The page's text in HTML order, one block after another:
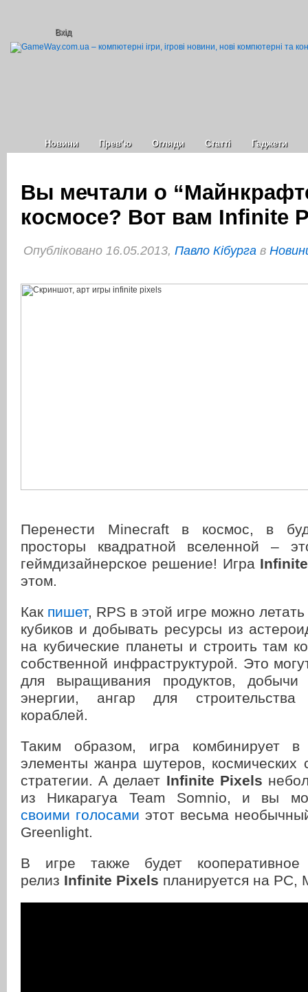
Вхід
Новини Прев’ю Огляди Статті Гаджети
Вы мечтали о
космосе? Вот вам Infinite
Опубліковано 16.05.2013, Павло Кібурга в
Перенести Minecraft в космос, в
просторы квадратной вселенной –
геймдизайнерское решение! Игра
этом.
Как пишет, RPS в этой игре можно
кубиков и добывать ресурсы из
на кубические планеты и строить там
собственной инфраструктурой. Это
для выращивания продуктов,
энергии, ангар для
кораблей.
Таким образом, игра комбинирует
элементы жанра шутеров, космических
стратегии. А делает Infinite Pixels
из Никарагуа Team Somnio, и вы
своими голосами этот весьма
Greenlight.
В игре также будет
релиз Infinite Pixels планируется на PC,